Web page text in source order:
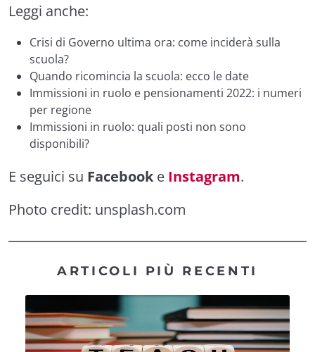
Leggi anche:
Crisi di Governo ultima ora: come inciderà sulla
scuola?
Quando ricomincia la scuola: ecco le date
Immissioni in ruolo e pensionamenti 2022: i numeri
per regione
Immissioni in ruolo: quali posti non sono
disponibili?
E seguici su Facebook e Instagram.
Photo credit: unsplash.com
ARTICOLI PIÙ RECENTI